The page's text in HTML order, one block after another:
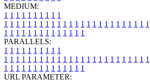
MEDIUM:
1 1 1 1 1 1 1 1 1 1
1 1 1 1 1 1 1 1 1 1 1 1 1 1 1 1 1 1 1 1 1 1 1 1 1
1 1 1 1 1 1 1 1 1 1 1 1 1 1
PARALLELS:
1 1 1 1 1 1 1 1 1 1
1 1 1 1 1 1 1 1 1 1 1 1 1 1 1 1 1 1 1 1 1 1 1 1 1
1 1 1 1 1 1 1 1 1 1 1 1 1 1
URL PARAMETER: